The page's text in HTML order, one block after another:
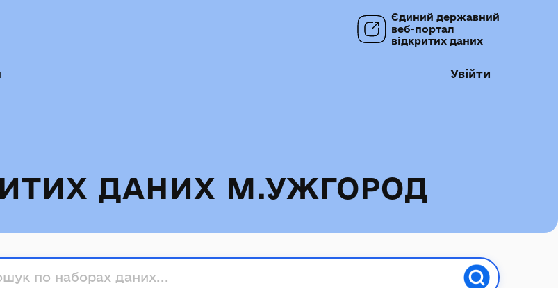
Єдиний державний
веб-портал
відкритих даних
Увійти
ДАНИХ М.УЖГОРОД